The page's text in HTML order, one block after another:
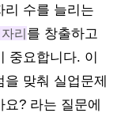
리 수를 늘리는
리를 창출하고
중요합니다. 이
맞춰 실업문제
? 라는 질문에